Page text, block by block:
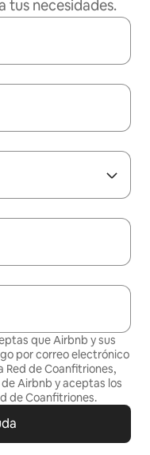
tus necesidades.
que Airbnb y sus
por correo electrónico
Red de Coanfitriones,
Airbnb y aceptas los
de Coanfitriones.